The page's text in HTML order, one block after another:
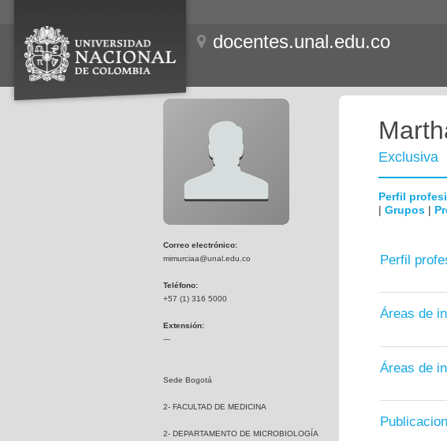
docentes.unal.edu.co
Correo electrónico:
mimurciaa@unal.edu.co
Teléfono:
+57 (1) 316 5000
Extensión:
---
Sede Bogotá
2- FACULTAD DE MEDICINA
2- DEPARTAMENTO DE MICROBIOLOGÍA
Exclusiva
Perfil
| Grupos |
Perfil
Áreas de
Áreas de